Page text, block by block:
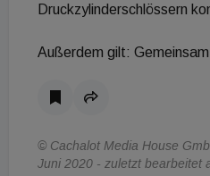
Druckzylinderschlössern
Außerdem gilt:
© Cachalot Media House
Juni 2020 - zuletzt bearbeitet